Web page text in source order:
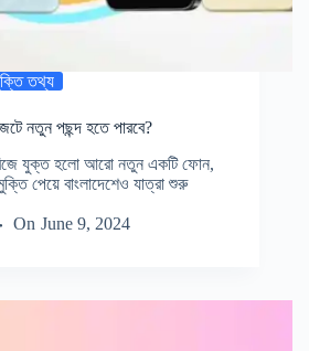
তথ্য
নতুন পছন্দ হতে পারবে?
যুক্ত হলো আরো নতুন একটি ফোন,
পেয়ে বাংলাদেশেও যাত্রা শুরু
On June 9, 2024